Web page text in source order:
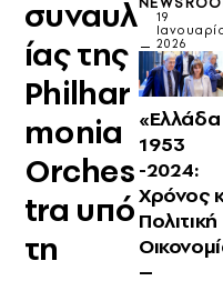
συναυλ
ίας της
Philhar
monia
Orches
tra υπό
τη
19
2026
«Ελλάδα
1953
-2024:
Χρόνος
Πολιτική
–